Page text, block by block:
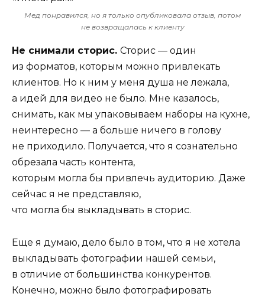
Мед понравился, но я только опубликовала отзыв, потом
не возвращалась к клиенту
Не снимали сторис. Сторис — один
из форматов, которым можно привлекать
клиентов. Но к ним у меня душа не лежала,
а идей для видео не было. Мне казалось,
снимать, как мы упаковываем наборы на кухне,
неинтересно — а больше ничего в голову
не приходило. Получается, что я сознательно
обрезала часть контента,
которым могла бы привлечь аудиторию. Даже
сейчас я не представляю,
что могла бы выкладывать в сторис.
Еще я думаю, дело было в том, что я не хотела
выкладывать фотографии нашей семьи,
в отличие от большинства конкурентов.
Конечно, можно было фотографировать